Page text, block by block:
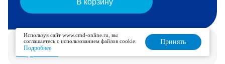
Услуга доступна для дозаказа в течение 6 дней.
Подробнее
Используя сайт www.cmd-online.ru, вы
соглашаетесь с использованием файлов cookie.
Подробнее
Принять